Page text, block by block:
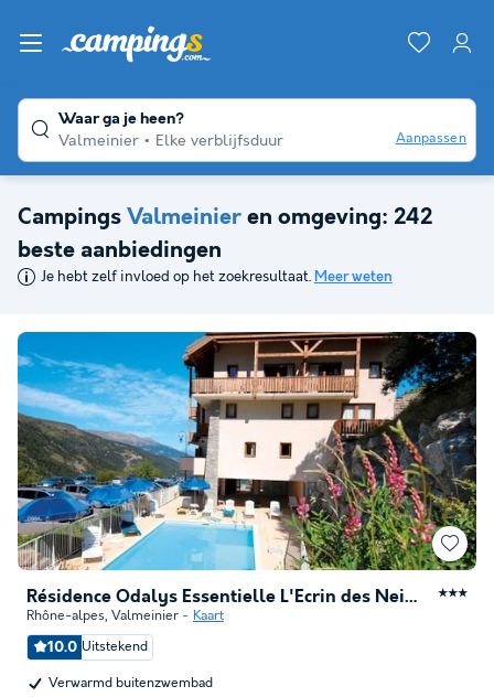
Waar ga je heen?
Valmeinier
Elke verblijfsduur Aanpassen
Campings Valmeinier en omgeving: 242
beste aanbiedingen
Je hebt zelf invloed op het zoekresultaat. Meer weten
Résidence Odalys Essentielle L'Ecrin des Neiges ★★★
Rhône-alpes, Valmeinier Kaart
10.0 Uitstekend
Verwarmd buitenzwembad